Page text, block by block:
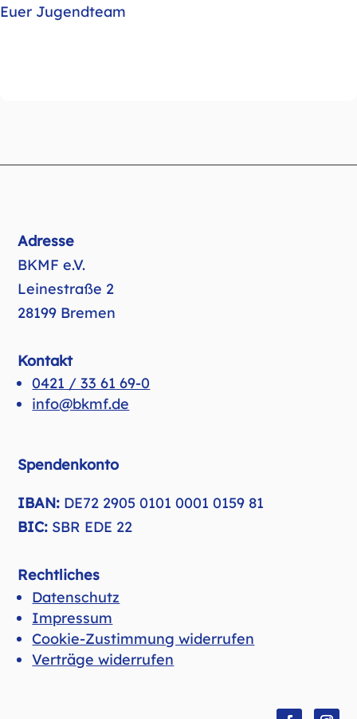
Euer Jugendteam
Adresse
BKMF e.V.
Leinestraße 2
28199 Bremen
Kontakt
0421 / 33 61 69-0
info@bkmf.de
Spendenkonto
IBAN: DE72 2905 0101 0001 0159 81
BIC: SBR EDE 22
Rechtliches
Datenschutz
Impressum
Cookie-Zustimmung widerrufen
Verträge widerrufen